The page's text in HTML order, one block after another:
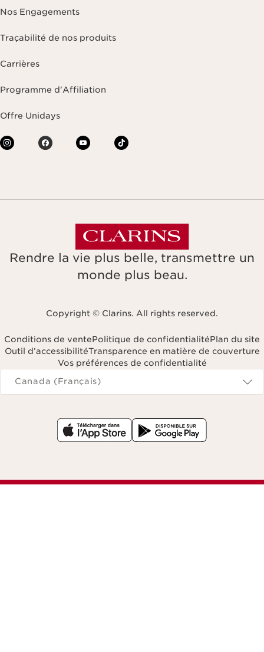
Nos Engagements
Traçabilité de nos produits
Carrières
Programme d'Affiliation
Offre Unidays
Rendre la vie plus belle, transmettre un
monde plus beau.
Copyright © Clarins. All rights reserved.
Conditions de ventePolitique de confidentialitéPlan du site
Outil d’accessibilitéTransparence en matière de couverture
Vos préférences de confidentialité
Navigates to
Canada (Français)